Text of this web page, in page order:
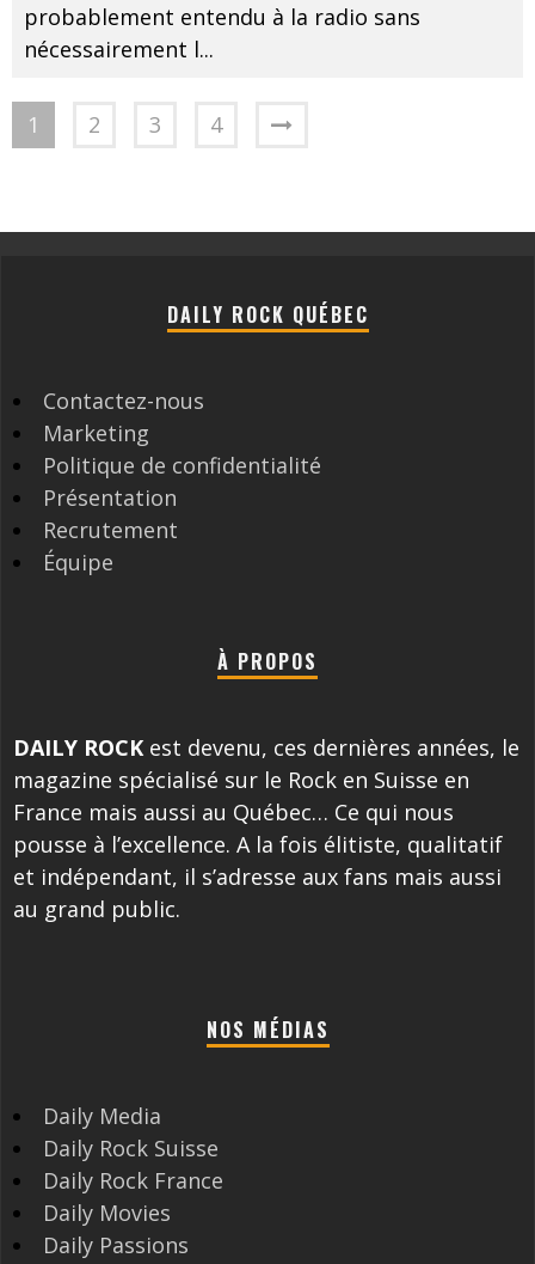
probablement entendu à la radio sans
nécessairement l...
1 2 3 4
DAILY ROCK QUÉBEC
Contactez-nous
Marketing
Politique de confidentialité
Présentation
Recrutement
Équipe
À PROPOS
DAILY ROCK est devenu, ces dernières années, le
magazine spécialisé sur le Rock en Suisse en
France mais aussi au Québec… Ce qui nous
pousse à l’excellence. A la fois élitiste, qualitatif
et indépendant, il s’adresse aux fans mais aussi
au grand public.
NOS MÉDIAS
Daily Media
Daily Rock Suisse
Daily Rock France
Daily Movies
Daily Passions